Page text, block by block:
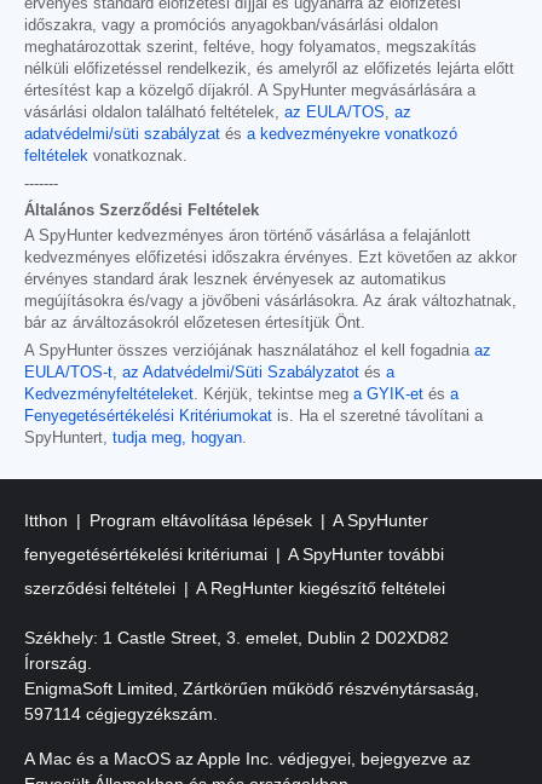
érvényes standard előfizetési díjjal és ugyanarra az előfizetési
időszakra, vagy a promóciós anyagokban/vásárlási oldalon
meghatározottak szerint, feltéve, hogy folyamatos, megszakítás
nélküli előfizetéssel rendelkezik, és amelyről az előfizetés lejárta előtt
értesítést kap a közelgő díjakról. A SpyHunter megvásárlására a
vásárlási oldalon található feltételek, az EULA/TOS, az
adatvédelmi/süti szabályzat és a kedvezményekre vonatkozó
feltételek vonatkoznak.
-------
Általános Szerződési Feltételek
A SpyHunter kedvezményes áron történő vásárlása a felajánlott
kedvezményes előfizetési időszakra érvényes. Ezt követően az akkor
érvényes standard árak lesznek érvényesek az automatikus
megújításokra és/vagy a jövőbeni vásárlásokra. Az árak változhatnak,
bár az árváltozásokról előzetesen értesítjük Önt.
A SpyHunter összes verziójának használatához el kell fogadnia az
EULA/TOS-t, az Adatvédelmi/Süti Szabályzatot és a
Kedvezményfeltételeket. Kérjük, tekintse meg a GYIK-et és a
Fenyegetésértékelési Kritériumokat is. Ha el szeretné távolítani a
SpyHuntert, tudja meg, hogyan.
Itthon Program eltávolítása lépések
A SpyHunter
fenyegetésértékelési kritériumai
A SpyHunter további
szerződési feltételei
A RegHunter kiegészítő feltételei
Székhely: 1 Castle Street, 3. emelet, Dublin 2 D02XD82
Írország.
EnigmaSoft Limited, Zártkörűen működő részvénytársaság,
597114 cégjegyzékszám.
A Mac és a MacOS az Apple Inc. védjegyei, bejegyezve az